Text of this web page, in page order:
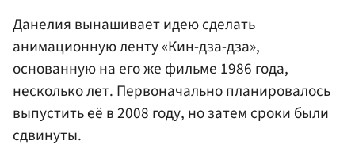
Данелия вынашивает идею сделать
анимационную ленту «Кин-дза-дза»,
основанную на его же фильме 1986 года,
несколько лет. Первоначально планировалось
выпустить её в 2008 году, но затем сроки были
сдвинуты.